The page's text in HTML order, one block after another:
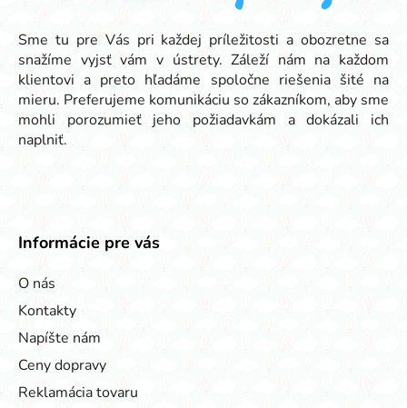
Sme tu pre Vás pri každej príležitosti a obozretne sa
snažíme vyjsť vám v ústrety. Záleží nám na každom
klientovi a preto hľadáme spoločne riešenia šité na
mieru. Preferujeme komunikáciu so zákazníkom, aby sme
mohli porozumieť jeho požiadavkám a dokázali ich
naplniť.
Informácie pre vás
O nás
Kontakty
Napíšte nám
Ceny dopravy
Reklamácia tovaru